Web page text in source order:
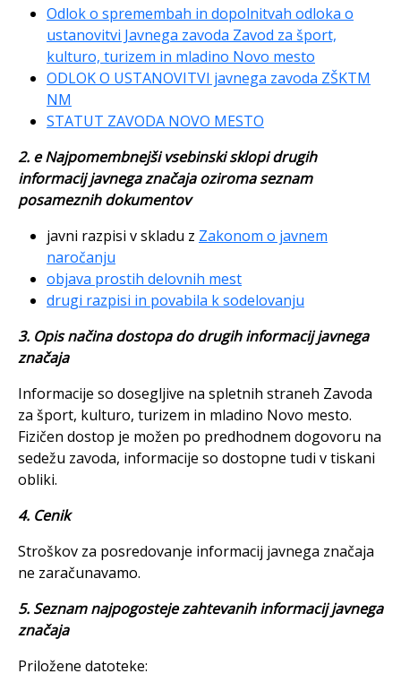
Odlok o spremembah in dopolnitvah odloka o
ustanovitvi Javnega zavoda Zavod za šport,
kulturo, turizem in mladino Novo mesto
ODLOK O USTANOVITVI javnega zavoda ZŠKTM
NM
STATUT ZAVODA NOVO MESTO
2. e Najpomembnejši vsebinski sklopi drugih
informacij javnega značaja oziroma seznam
posameznih dokumentov
javni razpisi v skladu z Zakonom o javnem
naročanju
objava prostih delovnih mest
drugi razpisi in povabila k sodelovanju
3. Opis načina dostopa do drugih informacij javnega
značaja
Informacije so dosegljive na spletnih straneh Zavoda
za šport, kulturo, turizem in mladino Novo mesto.
Fizičen dostop je možen po predhodnem dogovoru na
sedežu zavoda, informacije so dostopne tudi v tiskani
obliki.
4. Cenik
Stroškov za posredovanje informacij javnega značaja
ne zaračunavamo.
5. Seznam najpogosteje zahtevanih informacij javnega
značaja
Priložene datoteke: